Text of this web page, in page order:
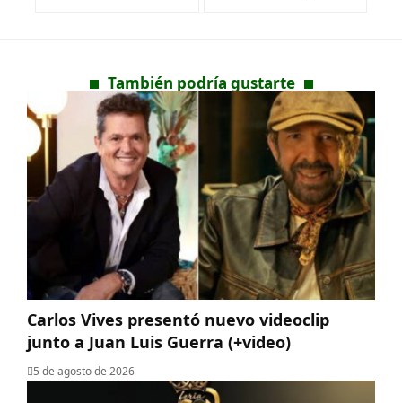
También podría gustarte
Carlos Vives presentó nuevo videoclip
junto a Juan Luis Guerra (+video)
5 de agosto de 2026